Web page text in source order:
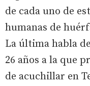
de cada uno de
humanas de
La última habla
26 años a la que
de acuchillar en